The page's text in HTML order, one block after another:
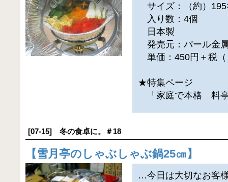
サイズ：（約）
入り数：4個
日本製
発売元：パール金
単価：450円＋税（
★特集ページ
「家庭で本格 料
[07-15] 冬の食卓に。＃18
【 雪月亭のしゃぶしゃぶ鍋25㎝ 】
…今日は大切なお客